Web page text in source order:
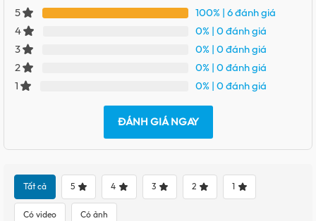
5 100% | 6 đánh giá
4
0% | 0 đánh giá
3
0% | 0 đánh giá
2
0% | 0 đánh giá
1
0% | 0 đánh giá
ĐÁNH GIÁ NGAY
Tất cả 5 4 3 2 1
Có video Có ảnh